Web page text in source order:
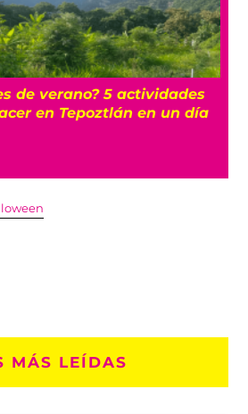
del barrio Romita, uno de
de la CDMX
MÁS LEÍDAS